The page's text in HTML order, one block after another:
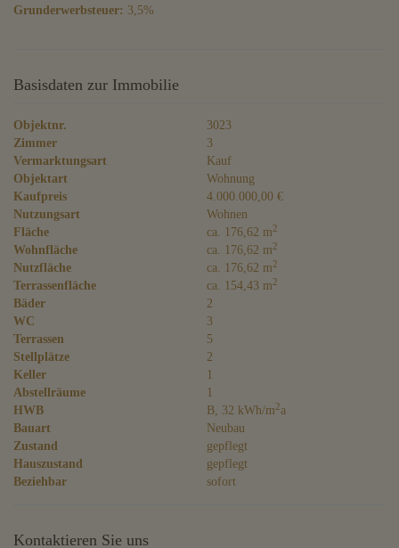
Grunderwerbsteuer: 3,5%
Basisdaten zur Immobilie
Objektnr.
3023
Zimmer
3
Vermarktungsart
Kauf
Objektart
Wohnung
Kaufpreis
4.000.000,00 €
Nutzungsart
Wohnen
Fläche
ca. 176,62 m2
Wohnfläche ca. 176,62 m2
Nutzfläche ca. 176,62 m2
Terrassenfläche ca. 154,43 m2
Bäder
2
WC
3
Terrassen
5
Stellplätze
2
Keller
1
Abstellräume
1
HWB
B, 32 kWh/m2a
Bauart
Neubau
Zustand
gepflegt
Hauszustand
gepflegt
Beziehbar
sofort
Kontaktieren Sie uns